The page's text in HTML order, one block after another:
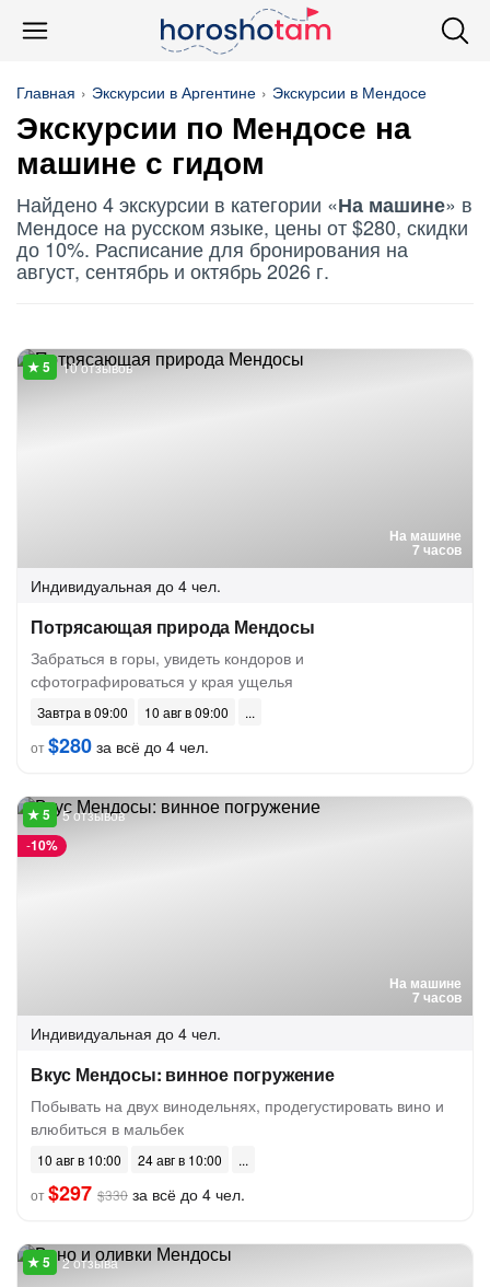
Главная Экскурсии в Аргентине Экскурсии в Мендосе
Экскурсии по Мендосе на
машине с гидом
Найдено 4 экскурсии в категории «На машине» в
Мендосе на русском языке, цены от $280, скидки
до 10%. Расписание для бронирования на
август, сентябрь и октябрь 2026 г.
На машине
7 часов
10 отзывов
Индивидуальная до 4 чел.
Потрясающая природа Мендосы
Забраться в горы, увидеть кондоров и
сфотографироваться у края ущелья
Завтра в 09:00
10 авг в 09:00
от$280 за всё до 4 чел.
На машине
7 часов
-10%
5 отзывов
Индивидуальная до 4 чел.
Вкус Мендосы: винное погружение
Побывать на двух винодельнях, продегустировать вино и
влюбиться в мальбек
10 авг в 10:00
24 авг в 10:00
от$297 $330 за всё до 4 чел.
2 отзыва